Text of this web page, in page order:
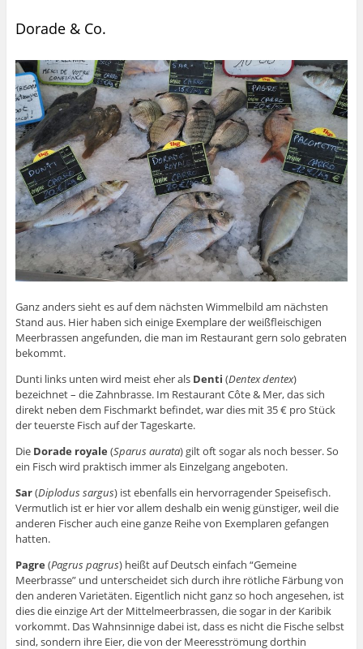
Dorade & Co.
Ganz anders sieht es auf dem nächsten Wimmelbild am nächsten
Stand aus. Hier haben sich einige Exemplare der weißfleischigen
Meerbrassen angefunden, die man im Restaurant gern solo gebraten
bekommt.
Dunti links unten wird meist eher als Denti (Dentex dentex)
bezeichnet – die Zahnbrasse. Im Restaurant Côte & Mer, das sich
direkt neben dem Fischmarkt befindet, war dies mit 35 € pro Stück
der teuerste Fisch auf der Tageskarte.
Die Dorade royale (Sparus aurata) gilt oft sogar als noch besser. So
ein Fisch wird praktisch immer als Einzelgang angeboten.
Sar(Diplodus sargus) ist ebenfalls ein hervorragender Speisefisch.
Vermutlich ist er hier vor allem deshalb ein wenig günstiger, weil die
anderen Fischer auch eine ganze Reihe von Exemplaren gefangen
hatten.
Pagre (Pagrus pagrus) heißt auf Deutsch einfach “Gemeine
Meerbrasse” und unterscheidet sich durch ihre rötliche Färbung von
den anderen Varietäten. Eigentlich nicht ganz so hoch angesehen, ist
dies die einzige Art der Mittelmeerbrassen, die sogar in der Karibik
vorkommt. Das Wahnsinnige dabei ist, dass es nicht die Fische selbst
sind, sondern ihre Eier, die von der Meeresströmung dorthin